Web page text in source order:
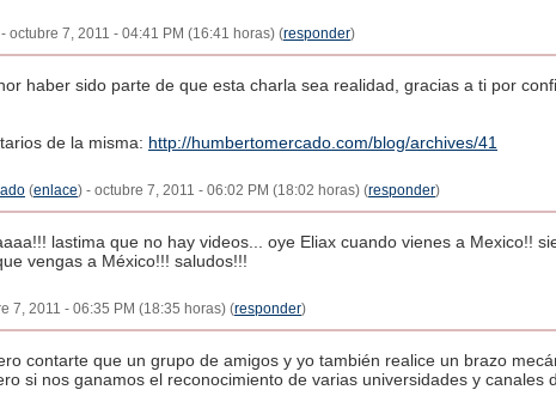
octubre 7, 2011 - 04:41 PM (16:41 horas) (responder)
haber sido parte de que esta charla sea realidad, gracias a ti por
de la misma: http://humbertomercado.com/blog/archives/41
(enlace) - octubre 7, 2011 - 06:02 PM (18:02 horas) (responder)
lastima que no hay videos... oye Eliax cuando vienes a Mexico!!
vengas a México!!! saludos!!!
7, 2011 - 06:35 PM (18:35 horas) (responder)
contarte que un grupo de amigos y yo también realice un brazo
si nos ganamos el reconocimiento de varias universidades y canales